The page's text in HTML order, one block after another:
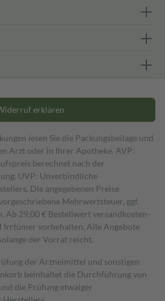
erklären
lesen Sie die Packungsbeilage und
Arzt oder in Ihrer Apotheke. AVP:
berechnet nach der
UVP: Unverbindliche
Die angegebenen Preise
Mehrwertsteuer, ggf.
Ab 29,00 € Bestell­wert versand­kosten­
Irrtümer vorbehalten. Alle Angebote
der Vorrat reicht.
der Arzneimittel und sonstigen
beinhaltet die Durchführung von
die Prüfung etwaiger